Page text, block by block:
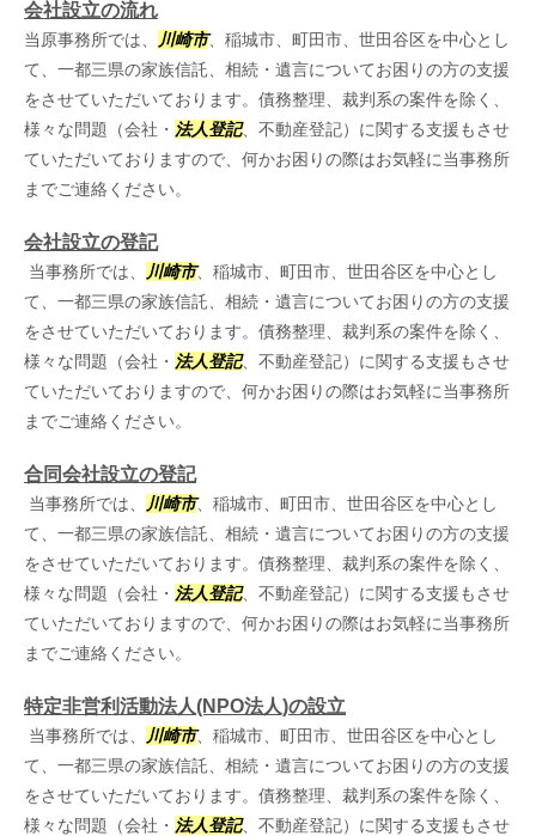
会社設立の流れ
当原事務所では、 川崎市、稲城市、町田市、世田谷区を中心とし
て、一都三県の家族信託、相続・遺言についてお困りの方の支援
をさせていただいております。債務整理、裁判系の案件を除く、
様々な問題（会社・ 法人登記、不動産登記）に関する支援もさせ
ていただいておりますので、何かお困りの際はお気軽に当事務所
までご連絡ください。
会社設立の登記
当事務所では、 川崎市、稲城市、町田市、世田谷区を中心とし
て、一都三県の家族信託、相続・遺言についてお困りの方の支援
をさせていただいております。債務整理、裁判系の案件を除く、
様々な問題（会社・ 法人登記、不動産登記）に関する支援もさせ
ていただいておりますので、何かお困りの際はお気軽に当事務所
までご連絡ください。
合同会社設立の登記
当事務所では、 川崎市、稲城市、町田市、世田谷区を中心とし
て、一都三県の家族信託、相続・遺言についてお困りの方の支援
をさせていただいております。債務整理、裁判系の案件を除く、
様々な問題（会社・ 法人登記、不動産登記）に関する支援もさせ
ていただいておりますので、何かお困りの際はお気軽に当事務所
までご連絡ください。
特定非営利活動法人(NPO法人)の設立
当事務所では、 川崎市、稲城市、町田市、世田谷区を中心とし
て、一都三県の家族信託、相続・遺言についてお困りの方の支援
をさせていただいております。債務整理、裁判系の案件を除く、
様々な問題（会社・ 法人登記、不動産登記）に関する支援もさせ